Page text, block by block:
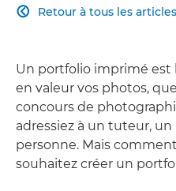
Retour à tous les articles

Un portfolio imprimé
en valeur vos photos,
concours de
adressiez à un tuteur,
personne. Mais
souhaitez créer un